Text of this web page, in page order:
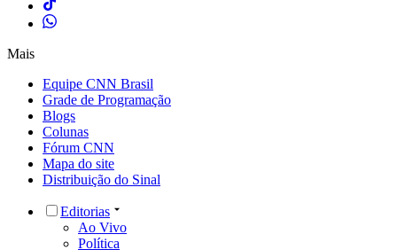
Mais
Equipe CNN Brasil
Grade de Programação
Blogs
Colunas
Fórum CNN
Mapa do site
Distribuição do Sinal
Editorias
Ao Vivo
Política